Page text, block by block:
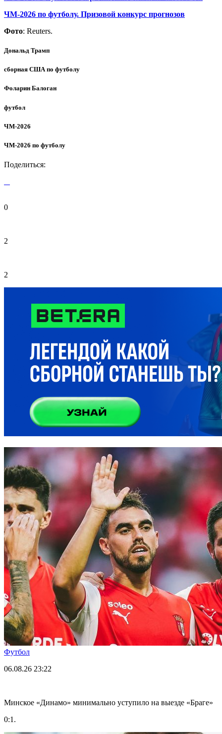
ЧМ-2026 по футболу. Призовой конкурс прогнозов
Фото: Reuters.
Дональд Трамп
сборная США по футболу
Фоларин Балоган
футбол
ЧМ-2026
ЧМ-2026 по футболу
Поделиться:
0
2
2
Футбол
06.08.26 23:22
Минское «Динамо» минимально уступило на выезде «Браге»
0:1.